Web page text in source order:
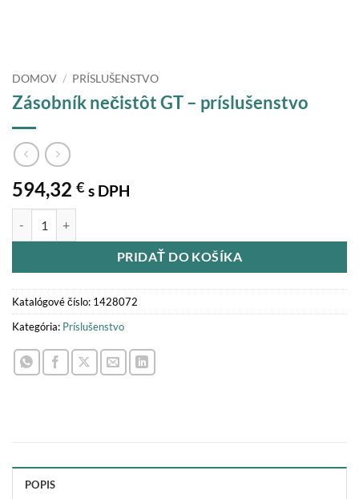
DOMOV / PRÍSLUŠENSTVO
Zásobník nečistôt GT – príslušenstvo
594,32 € s DPH
PRIDAŤ DO KOŠÍKA
Katalógové číslo: 1428072
Kategória: Príslušenstvo
POPIS